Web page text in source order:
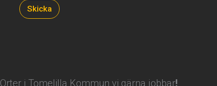
Skicka
Orter i Tomelilla Kommun vi gärna jobbar!